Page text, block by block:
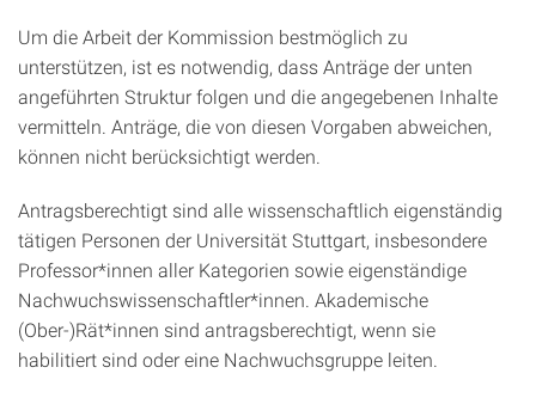
Um die Arbeit der Kommission bestmöglich zu
unterstützen, ist es notwendig, dass Anträge der unten
angeführten Struktur folgen und die angegebenen Inhalte
vermitteln. Anträge, die von diesen Vorgaben abweichen,
können nicht berücksichtigt werden.
Antragsberechtigt sind alle wissenschaftlich eigenständig
tätigen Personen der Universität Stuttgart, insbesondere
Professor*innen aller Kategorien sowie eigenständige
Nachwuchswissenschaftler*innen. Akademische
(Ober-)Rät*innen sind antragsberechtigt, wenn sie
habilitiert sind oder eine Nachwuchsgruppe leiten.